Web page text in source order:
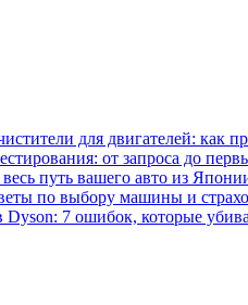
для двигателей: как
от запроса до
путь вашего авто из
по выбору машины и
Dyson: 7 ошибок, которые